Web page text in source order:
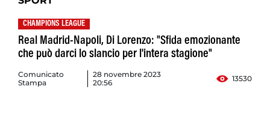
CHAMPIONS LEAGUE
Real Madrid-Napoli, Di Lorenzo: "Sfida emozionante
che può darci lo slancio per l'intera stagione"
Comunicato
Stampa
28 novembre 2023
20:56
13530